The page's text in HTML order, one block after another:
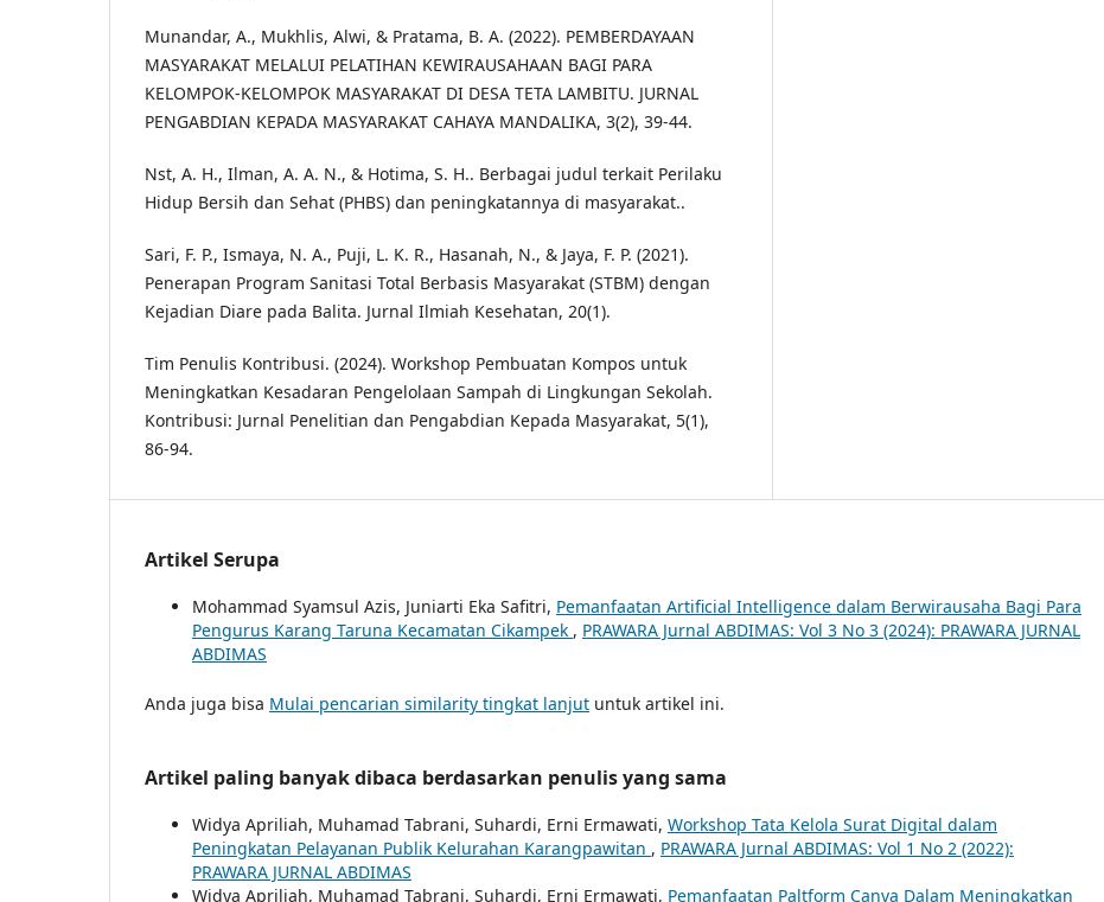
Munandar, A., Mukhlis, Alwi, & Pratama, B. A. (2022). PEMBERDAYAAN
MASYARAKAT MELALUI PELATIHAN KEWIRAUSAHAAN BAGI PARA
KELOMPOK-KELOMPOK MASYARAKAT DI DESA TETA LAMBITU. JURNAL
PENGABDIAN KEPADA MASYARAKAT CAHAYA MANDALIKA, 3(2), 39-44.
Nst, A. H., Ilman, A. A. N., & Hotima, S. H.. Berbagai judul terkait Perilaku
Hidup Bersih dan Sehat (PHBS) dan peningkatannya di masyarakat..
Sari, F. P., Ismaya, N. A., Puji, L. K. R., Hasanah, N., & Jaya, F. P. (2021).
Penerapan Program Sanitasi Total Berbasis Masyarakat (STBM) dengan
Kejadian Diare pada Balita. Jurnal Ilmiah Kesehatan, 20(1).
Tim Penulis Kontribusi. (2024). Workshop Pembuatan Kompos untuk
Meningkatkan Kesadaran Pengelolaan Sampah di Lingkungan Sekolah.
Kontribusi: Jurnal Penelitian dan Pengabdian Kepada Masyarakat, 5(1),
86-94.
Artikel Serupa
Mohammad Syamsul Azis, Juniarti Eka Safitri, Pemanfaatan Artificial Intelligence dalam Berwirausaha Bagi Para
Pengurus Karang Taruna Kecamatan Cikampek , PRAWARA Jurnal ABDIMAS: Vol 3 No 3 (2024): PRAWARA JURNAL
ABDIMAS
Anda juga bisa Mulai pencarian similarity tingkat lanjut untuk artikel ini.
Artikel paling banyak dibaca berdasarkan penulis yang sama
Widya Apriliah, Muhamad Tabrani, Suhardi, Erni Ermawati, Workshop Tata Kelola Surat Digital dalam
Peningkatan Pelayanan Publik Kelurahan Karangpawitan , PRAWARA Jurnal ABDIMAS: Vol 1 No 2 (2022):
PRAWARA JURNAL ABDIMAS
Widya Apriliah, Muhamad Tabrani, Suhardi, Erni Ermawati, Pemanfaatan Paltform Canva Dalam Meningkatkan